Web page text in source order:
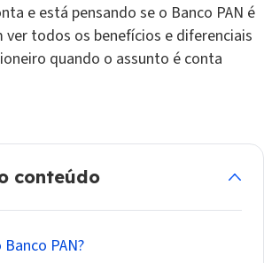
e está pensando se o Banco PAN é
ver todos os benefícios e diferenciais
quando o assunto é conta
conteúdo
PAN?